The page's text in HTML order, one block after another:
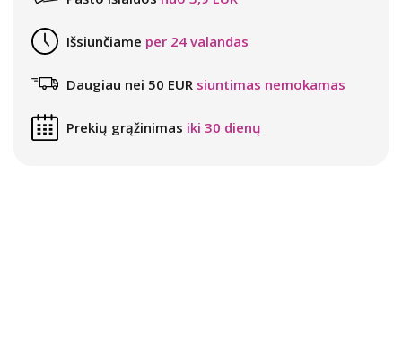
Išsiunčiame per 24 valandas
Daugiau nei 50 EUR siuntimas nemokamas
Prekių grąžinimas iki 30 dienų